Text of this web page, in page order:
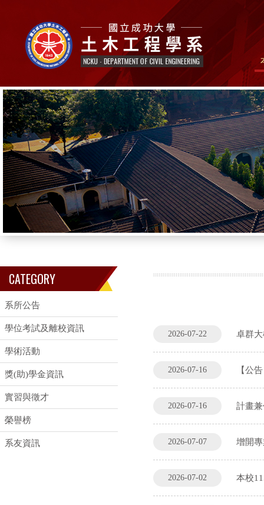
CATEGORY
系所公告
學位考試及離校資訊
學術活動
獎(助)學金資訊
實習與徵才
榮譽榜
系友資訊
2026-07-22 卓群
2026-07-16 【公
2026-07-16 計畫
2026-07-07 增開
2026-07-02 本校